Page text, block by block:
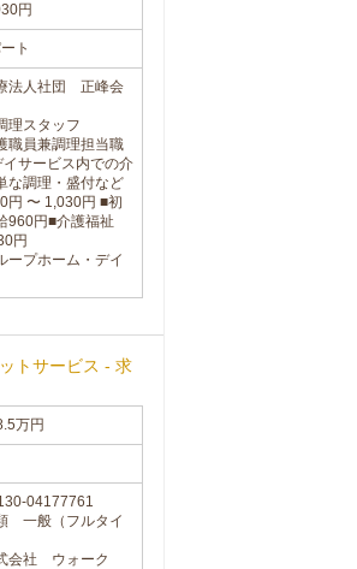
円
ト
法人社団 正峰会
スタッフ
員兼調理担当職
イサービス内での介
な調理・盛付など
〜 1,030円 ■初
円■介護福祉
円
プホーム・デイ
トサービス - 求
万円
04177761
一般（フルタイ
会社 ウォーク